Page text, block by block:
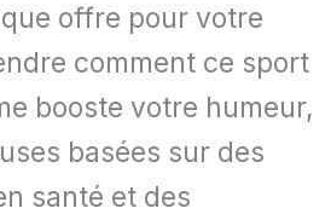
offre pour votre
comment ce sport
booste votre humeur,
basées sur des
santé et des